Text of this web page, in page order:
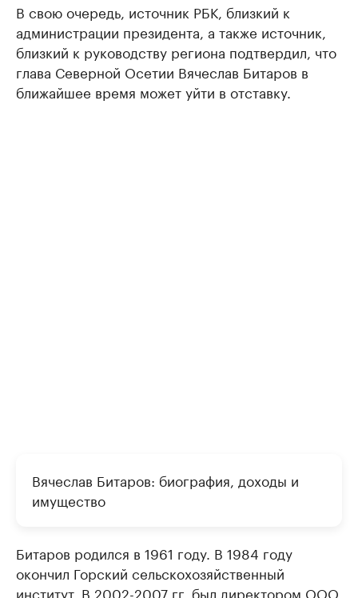
В свою очередь, источник РБК, близкий к
администрации президента, а также источник,
близкий к руководству региона подтвердил, что
глава Северной Осетии Вячеслав Битаров в
ближайшее время может уйти в отставку.
Вячеслав Битаров: биография, доходы и
имущество
Битаров родился в 1961 году. В 1984 году
окончил Горский сельскохозяйственный
институт. В 2002-2007 гг. был директором ООО